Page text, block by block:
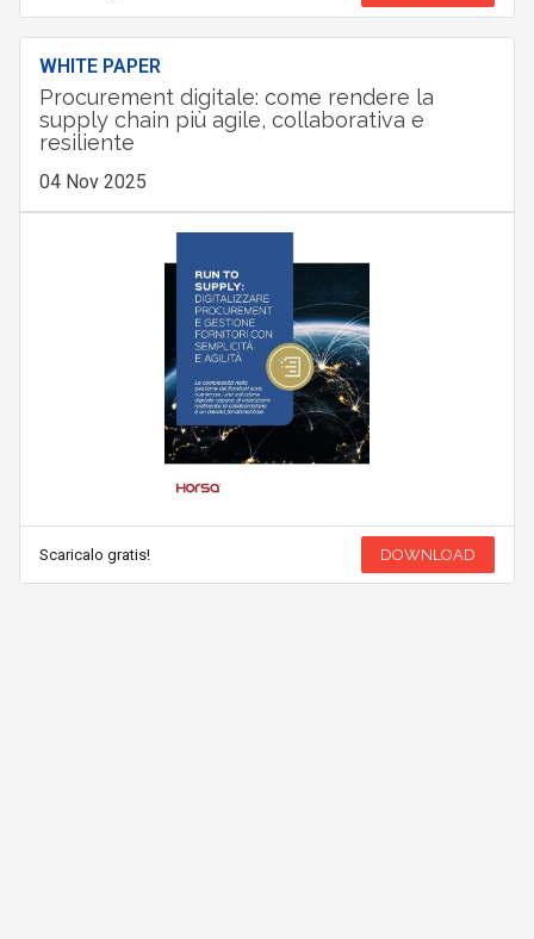
WHITE PAPER
Procurement digitale: come rendere la
supply chain più agile, collaborativa e
resiliente
04 Nov 2025
Scaricalo gratis! DOWNLOAD